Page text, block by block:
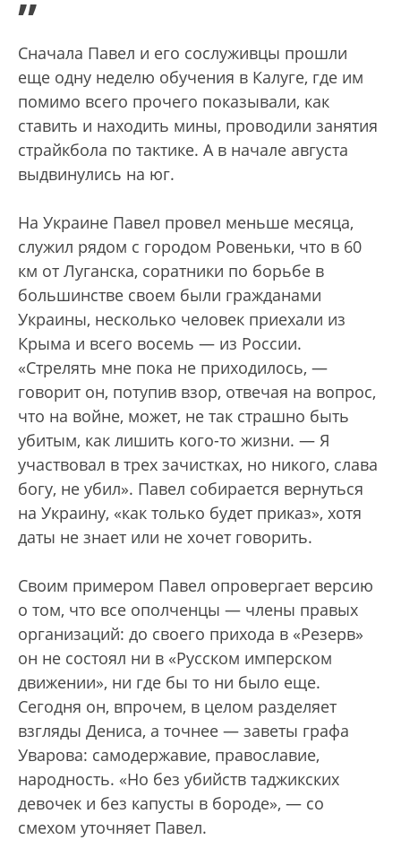
”
Сначала Павел и его сослуживцы прошли
еще одну неделю обучения в Калуге, где им
помимо всего прочего показывали, как
ставить и находить мины, проводили занятия
страйкбола по тактике. А в начале августа
выдвинулись на юг.
На Украине Павел провел меньше месяца,
служил рядом с городом Ровеньки, что в 60
км от Луганска, соратники по борьбе в
большинстве своем были гражданами
Украины, несколько человек приехали из
Крыма и всего восемь — из России.
«Стрелять мне пока не приходилось, —
говорит он, потупив взор, отвечая на вопрос,
что на войне, может, не так страшно быть
убитым, как лишить кого-то жизни. — Я
участвовал в трех зачистках, но никого, слава
богу, не убил». Павел собирается вернуться
на Украину, «как только будет приказ», хотя
даты не знает или не хочет говорить.
Своим примером Павел опровергает версию
о том, что все ополченцы — члены правых
организаций: до своего прихода в «Резерв»
он не состоял ни в «Русском имперском
движении», ни где бы то ни было еще.
Сегодня он, впрочем, в целом разделяет
взгляды Дениса, а точнее — заветы графа
Уварова: самодержавие, православие,
народность. «Но без убийств таджикских
девочек и без капусты в бороде», — со
смехом уточняет Павел.